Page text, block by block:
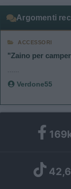
Argomenti
ACCESSORI
"Zaino per
......
Verdone55